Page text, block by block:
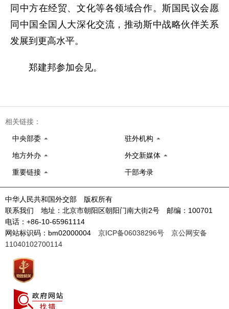
同中方在经贸、文化等各领域合作。斯国民议会愿
同中国全国人大深化交流，推动斯中战略伙伴关系
发展到更高水平。
郑建邦参加会见。
相关链接：
中央部委 驻外机构
地方外办 外交新媒体
重要链接 干部考录
中华人民共和国外交部 版权所有
联系我们 地址：北京市朝阳区朝阳门南大街2号 邮编：100701
电话：+86-10-65961114
网站标识码：bm02000004 京ICP备06038296号
京公网安备
11040102700114